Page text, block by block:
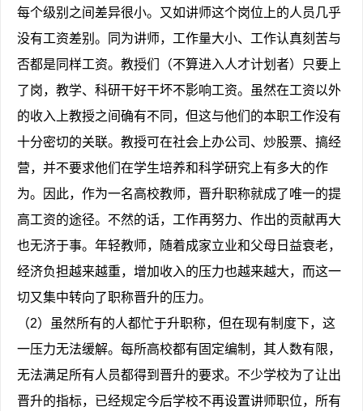
每个级别之间差异很小。又如讲师这个岗位上的人员几乎
没有工资差别。同为讲师，工作量大小、工作认真刻苦与
否都是同样工资。教授们（不算进入人才计划者）只要上
了岗，教学、科研干好干坏不影响工资。虽然在工资以外
的收入上教授之间确有不同，但这与他们的本职工作没有
十分密切的关联。教授可在社会上办公司、炒股票、搞经
营，并不要求他们在学生培养和科学研究上有多大的作
为。因此，作为一名高校教师，晋升职称就成了唯一的提
高工资的途径。不然的话，工作再努力、作出的贡献再大
也无济于事。年轻教师，随着成家立业和父母日益衰老，
经济负担越来越重，增加收入的压力也越来越大，而这一
切又集中转向了职称晋升的压力。
（2）虽然所有的人都忙于升职称，但在现有制度下，这
一压力无法缓解。每所高校都有固定编制，其人数有限，
无法满足所有人员都得到晋升的要求。不少学校为了让出
晋升的指标，已经规定今后学校不再设置讲师职位，所有